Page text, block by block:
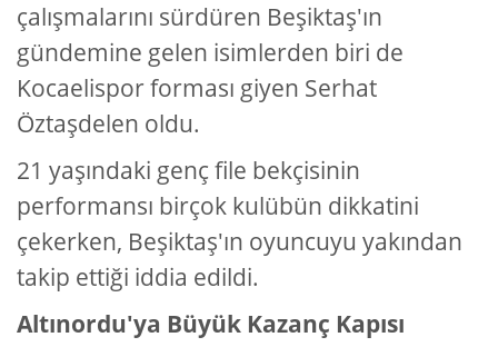
çalışmalarını sürdüren Beşiktaş'ın
gündemine gelen isimlerden biri de
Kocaelispor forması giyen Serhat
Öztaşdelen oldu.
21 yaşındaki genç file bekçisinin
performansı birçok kulübün dikkatini
çekerken, Beşiktaş'ın oyuncuyu yakından
takip ettiği iddia edildi.
Altınordu'ya Büyük Kazanç Kapısı